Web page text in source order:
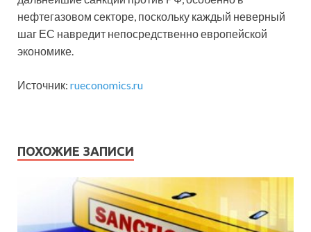
нефтегазовом секторе, поскольку каждый неверный
шаг ЕС навредит непосредственно европейской
экономике.
Источник: rueconomics.ru
ПОХОЖИЕ ЗАПИСИ